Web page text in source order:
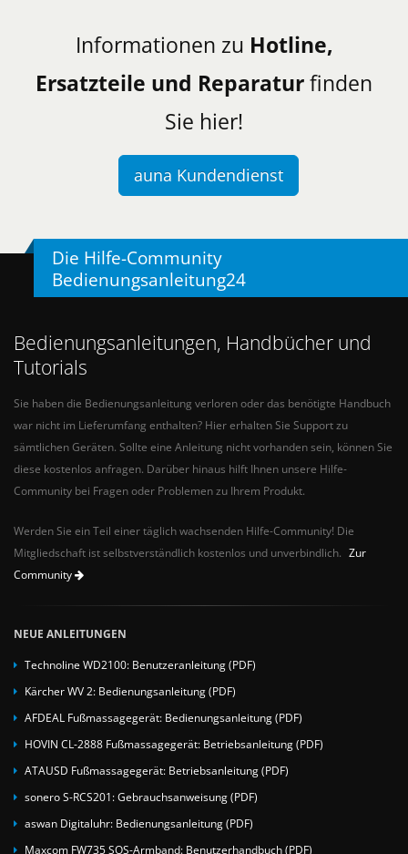
Informationen zu Hotline,
Ersatzteile und Reparaturfinden
Sie hier!
auna Kundendienst
Die Hilfe-Community
Bedienungsanleitung24
Bedienungsanleitungen, Handbücher und
Tutorials
Sie haben die Bedienungsanleitung verloren oder das benötigte Handbuch
war nicht im Lieferumfang enthalten? Hier erhalten Sie Support zu
sämtlichen Geräten. Sollte eine Anleitung nicht vorhanden sein, können Sie
diese kostenlos anfragen. Darüber hinaus hilft Ihnen unsere Hilfe-
Community bei Fragen oder Problemen zu Ihrem Produkt.
Werden Sie ein Teil einer täglich wachsenden Hilfe-Community! Die
Mitgliedschaft ist selbstverständlich kostenlos und unverbindlich. Zur
Community
NEUE ANLEITUNGEN
Technoline WD2100: Benutzeranleitung (PDF)
Kärcher WV 2: Bedienungsanleitung (PDF)
AFDEAL Fußmassagegerät: Bedienungsanleitung (PDF)
HOVIN CL-2888 Fußmassagegerät: Betriebsanleitung (PDF)
ATAUSD Fußmassagegerät: Betriebsanleitung (PDF)
sonero S-RCS201: Gebrauchsanweisung (PDF)
aswan Digitaluhr: Bedienungsanleitung (PDF)
Maxcom FW735 SOS-Armband: Benutzerhandbuch (PDF)